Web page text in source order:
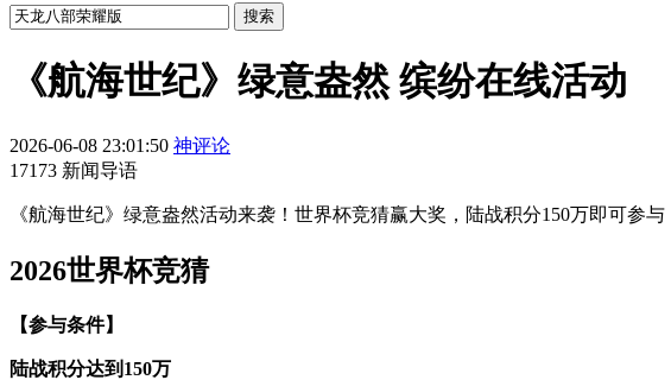
《航海世纪》绿意盎然 缤纷在线活动
2026-06-08 23:01:50 神评论
17173 新闻导语
《航海世纪》绿意盎然活动来袭！世界杯竞猜赢大奖，陆战积分150万即可参
2026世界杯竞猜
【参与条件】
陆战积分达到150万